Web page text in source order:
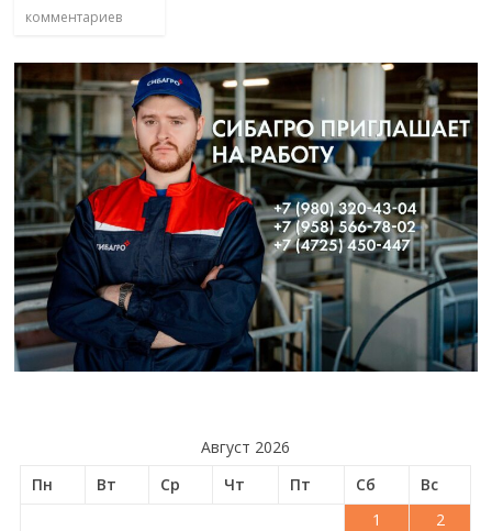
комментариев
Август 2026
Пн
Вт Ср Чт Пт Сб
Вс
1
2